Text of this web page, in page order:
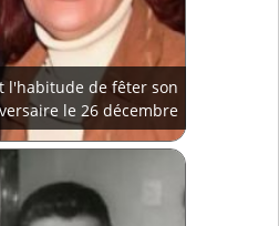
l'habitude de fêter son
le 26 décembre